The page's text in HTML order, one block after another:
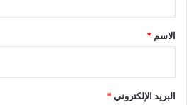
*
الاسم *
البريد الإلكتروني*